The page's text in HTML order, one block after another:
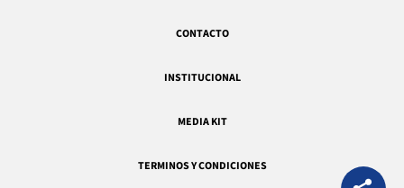
CONTACTO
INSTITUCIONAL
MEDIA KIT
TERMINOS Y CONDICIONES